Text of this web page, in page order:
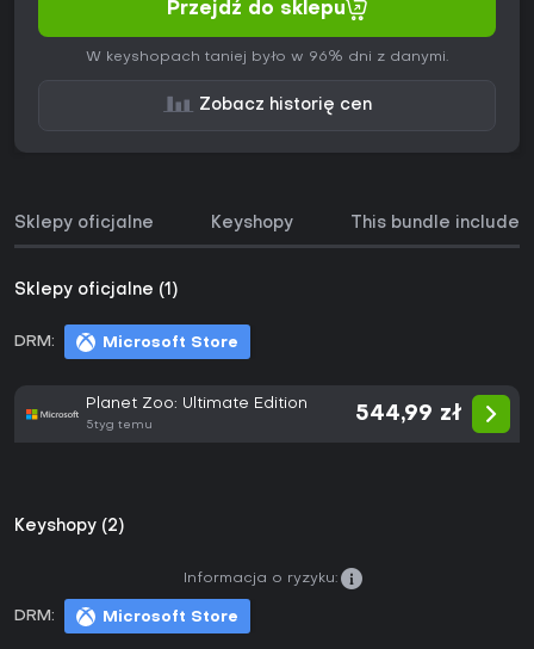
Przejdź do sklepu
W keyshopach taniej było w 96% dni z danymi.
Zobacz historię cen
Sklepy oficjalne Keyshopy This bundle includes
Sklepy oficjalne (1)
DRM: Microsoft Store
Planet Zoo: Ultimate Edition
5tyg temu
544,99 zł
Keyshopy (2)
DRM: Microsoft Store
Informacja o ryzyku: